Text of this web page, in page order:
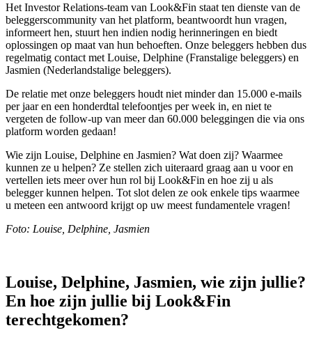
Het Investor Relations-team van Look&Fin staat ten dienste van de
beleggerscommunity van het platform, beantwoordt hun vragen,
informeert hen, stuurt hen indien nodig herinneringen en biedt
oplossingen op maat van hun behoeften. Onze beleggers hebben dus
regelmatig contact met Louise, Delphine (Franstalige beleggers) en
Jasmien (Nederlandstalige beleggers).
De relatie met onze beleggers houdt niet minder dan 15.000 e-mails
per jaar en een honderdtal telefoontjes per week in, en niet te
vergeten de follow-up van meer dan 60.000 beleggingen die via ons
platform worden gedaan!
Wie zijn Louise, Delphine en Jasmien? Wat doen zij? Waarmee
kunnen ze u helpen? Ze stellen zich uiteraard graag aan u voor en
vertellen iets meer over hun rol bij Look&Fin en hoe zij u als
belegger kunnen helpen. Tot slot delen ze ook enkele tips waarmee
u meteen een antwoord krijgt op uw meest fundamentele vragen!
Foto: Louise, Delphine, Jasmien
Louise, Delphine, Jasmien, wie zijn jullie?
En hoe zijn jullie bij Look&Fin
terechtgekomen?